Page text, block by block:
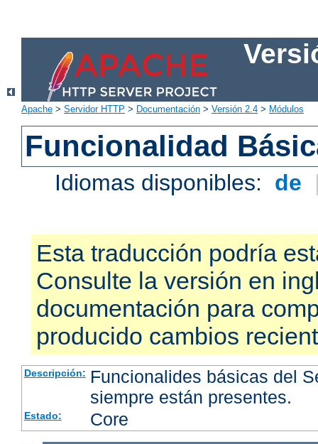
Apache > Servidor HTTP > Documentación > Versión 2.4 > Módulos
Funcionalidad
Idiomas disponibles: de
Esta traducción podría
Consulte la versión en
documentación para
producido cambios
Descripción: Funcionalides básicas del
siempre están presentes.
Estado: Core